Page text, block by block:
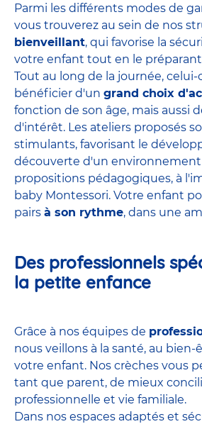
Parmi les différents modes de
vous trouverez au sein de nos
bienveillant, qui favorise la
votre enfant tout en le préparant
Tout au long de la journée, celui-
bénéficier d'un grand choix
fonction de son âge, mais aussi
d'intérêt. Les ateliers proposés
stimulants, favorisant le
découverte d'un
propositions pédagogiques, à
baby Montessori. Votre enfant
pairs à son rythme, dans une
Des professionnels
la petite enfance
Grâce à nos équipes de
nous veillons à la santé, au bien-
votre enfant. Nos crèches vous
tant que parent, de mieux
professionnelle et vie familiale.
Dans nos espaces adaptés et